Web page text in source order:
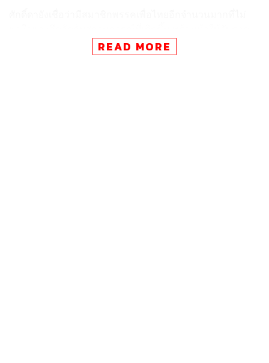
ว่าเมื่อยุบสภาหรือหมดวาระแล้ว พรรคเพื่อไทยจะเหลือ สส.
อยู่กี่คน และมั่นใจว่าจำนวนจะลดลงอย่างแน่นอน ซึ่งสะท้อน
READ MORE